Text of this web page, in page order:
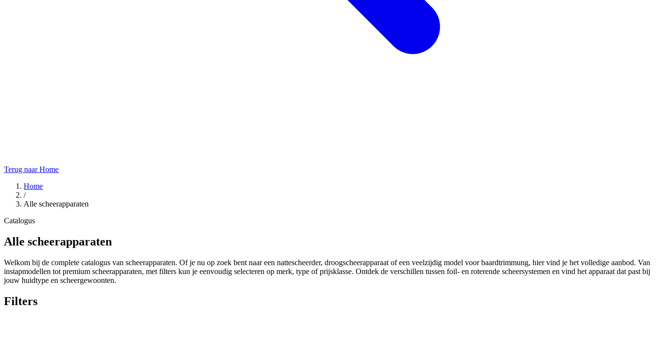
Terug naar Home
Home
/
Alle scheerapparaten
Catalogus
Alle scheerapparaten
Welkom bij de complete catalogus van scheerapparaten. Of je nu op zoek bent naar een nattescheerder, droogscheerapparaat of een veelzijdig model voor baardtrimmung, hier vind je het volledige aanbod. Van
instapmodellen tot premium scheerapparaten, met filters kun je eenvoudig selecteren op merk, type of prijsklasse. Ontdek de verschillen tussen foil- en roterende scheersystemen en vind het apparaat dat past bij
jouw huidtype en scheergewoonten.
Filters